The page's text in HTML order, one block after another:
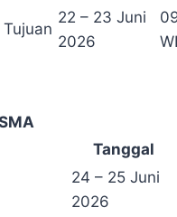
22 – 23 Juni
2026
Tanggal
24 – 25 Juni
2026